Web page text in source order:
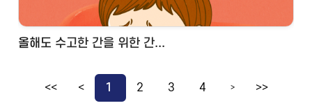
올해도 수고한 간을 위한 간...
<< < 1 2 3 4 > >>